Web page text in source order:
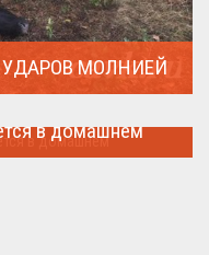
МОЛНИЕЙ
в домашнем